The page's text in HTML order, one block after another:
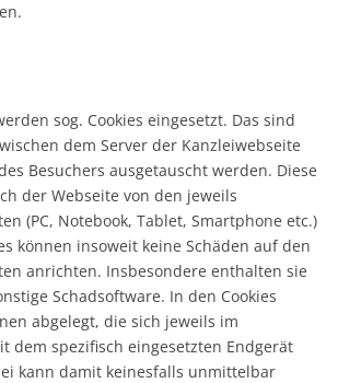
sog. Cookies eingesetzt. Das sind
dem Server der Kanzleiwebseite
Besuchers ausgetauscht werden. Diese
der Webseite von den jeweils
(PC, Notebook, Tablet, Smartphone etc.)
können insoweit keine Schäden auf den
anrichten. Insbesondere enthalten sie
Schadsoftware. In den Cookies
abgelegt, die sich jeweils im
dem spezifisch eingesetzten Endgerät
kann damit keinesfalls unmittelbar